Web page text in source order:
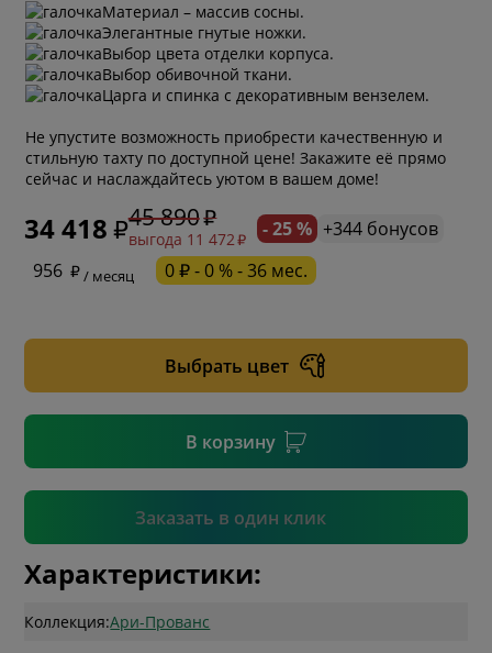
Материал – массив сосны.
Элегантные гнутые ножки.
Выбор цвета отделки корпуса.
Выбор обивочной ткани.
Царга и спинка с декоративным вензелем.
Не упустите возможность приобрести качественную и
стильную тахту по доступной цене! Закажите её прямо
сейчас и наслаждайтесь уютом в вашем доме!
34 418 45 890
выгода 11 472 - 25 % +344 бонусов
956
/ месяц 0 ₽ - 0 % - 36 мес.
Выбрать цвет
В корзину
Заказать в один клик
* обязательное поле
Подтвердить
Характеристики:
Коллекция:Ари-Прованс